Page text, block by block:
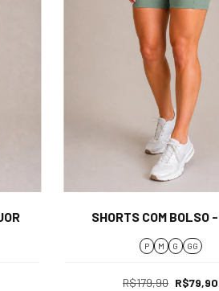
SHORTS COM BOLSO
P M G GG
R$179,90 R$79,90